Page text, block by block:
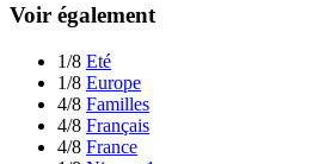
Voir également
1/8 Eté
1/8 Europe
4/8 Familles
4/8 Français
4/8 France